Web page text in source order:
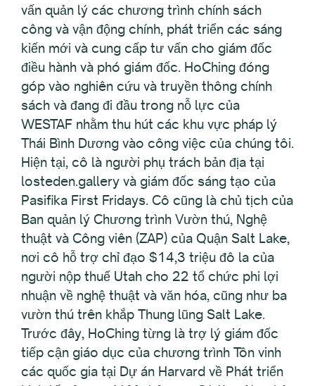
vấn quản lý các chương trình chính sách
công và vận động chính, phát triển các sáng
kiến mới và cung cấp tư vấn cho giám đốc
điều hành và phó giám đốc. HoChing đóng
góp vào nghiên cứu và truyền thông chính
sách và đang đi đầu trong nỗ lực của
WESTAF nhằm thu hút các khu vực pháp lý
Thái Bình Dương vào công việc của chúng tôi.
Hiện tại, cô là người phụ trách bản địa tại
losteden.gallery và giám đốc sáng tạo của
Pasifika First Fridays. Cô cũng là chủ tịch của
Ban quản lý Chương trình Vườn thú, Nghệ
thuật và Công viên (ZAP) của Quận Salt Lake,
nơi cô hỗ trợ chỉ đạo $14,3 triệu đô la của
người nộp thuế Utah cho 22 tổ chức phi lợi
nhuận về nghệ thuật và văn hóa, cũng như ba
vườn thú trên khắp Thung lũng Salt Lake.
Trước đây, HoChing từng là trợ lý giám đốc
tiếp cận giáo dục của chương trình Tôn vinh
các quốc gia tại Dự án Harvard về Phát triển